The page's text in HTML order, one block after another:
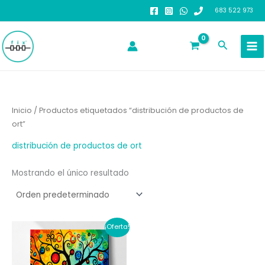
al
contenido
683 522 973
Buscar
Inicio / Productos etiquetados “distribución de productos de
ort”
distribución de productos de ort
Mostrando el único resultado
¡Oferta!